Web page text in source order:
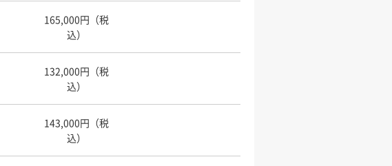
165,000円（税
込）
132,000円（税
込）
143,000円（税
込）